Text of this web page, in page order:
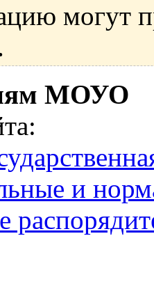
могут
МОУО
и